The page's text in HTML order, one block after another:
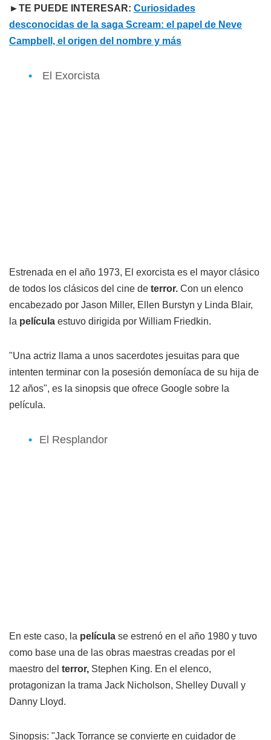
►TE PUEDE INTERESAR: Curiosidades
desconocidas de la saga Scream: el papel de Neve
Campbell, el origen del nombre y más
El Exorcista
Estrenada en el año 1973, El exorcista es el mayor clásico
de todos los clásicos del cine de terror. Con un elenco
encabezado por Jason Miller, Ellen Burstyn y Linda Blair,
la película estuvo dirigida por William Friedkin.
"Una actriz llama a unos sacerdotes jesuitas para que
intenten terminar con la posesión demoníaca de su hija de
12 años", es la sinopsis que ofrece Google sobre la
película.
El Resplandor
En este caso, la película se estrenó en el año 1980 y tuvo
como base una de las obras maestras creadas por el
maestro del terror, Stephen King. En el elenco,
protagonizan la trama Jack Nicholson, Shelley Duvall y
Danny Lloyd.
Sinopsis: "Jack Torrance se convierte en cuidador de